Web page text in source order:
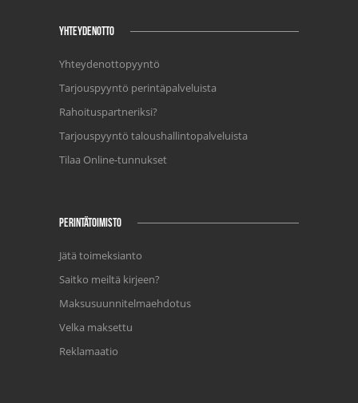
YHTEYDENOTTO
Yhteydenottopyyntö
Tarjouspyyntö perintäpalveluista
Rahoituspartneriksi?
Tarjouspyyntö taloushallintopalveluista
Tilaa Online-tunnukset
PERINTÄTOIMISTO
Jätä toimeksianto
Saitko meiltä kirjeen?
Maksusuunnitelmaehdotus
Velka maksettu
Reklamaatio